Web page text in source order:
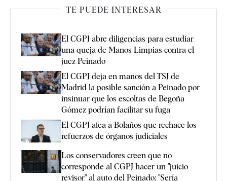
TE PUEDE INTERESAR
El CGPJ abre diligencias para estudiar
una queja de Manos Limpias contra el
juez Peinado
El CGPJ deja en manos del TSJ de
Madrid la posible sanción a Peinado por
insinuar que los escoltas de Begoña
Gómez podrían facilitar su fuga
El CGPJ afea a Bolaños que rechace los
refuerzos de órganos judiciales
Los conservadores creen que no
corresponde al CGPJ hacer un "juicio
revisor" al auto del Peinado: "Sería